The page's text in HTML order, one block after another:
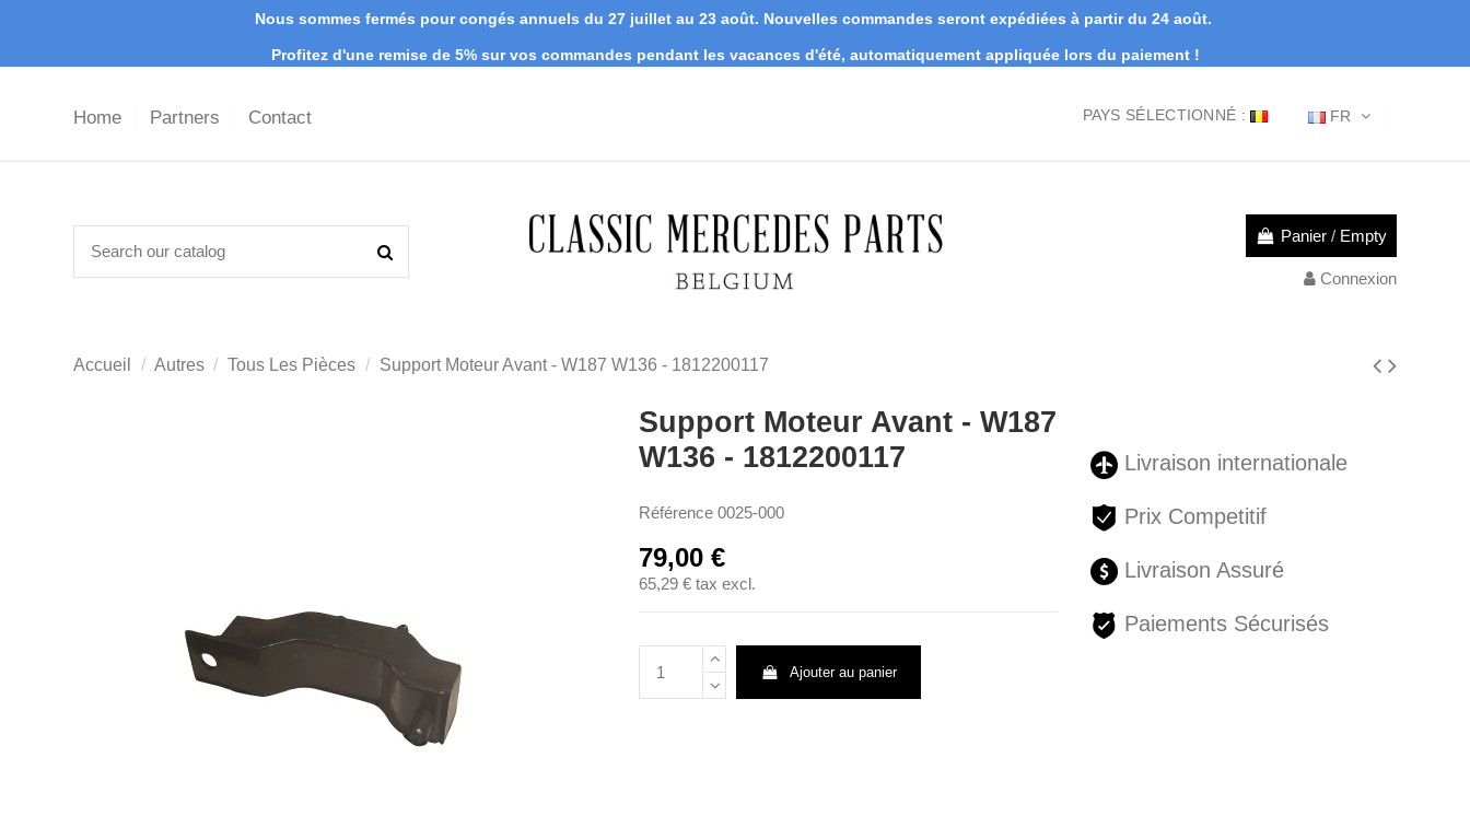
Nous sommes fermés pour congés annuels du 27 juillet au 23 août. Nouvelles commandes seront expédiées à partir du 24 août.
Profitez d'une remise de 5% sur vos commandes pendant les vacances d'été, automatiquement appliquée lors du paiement !
Home Partners Contact FR
PAYS SÉLECTIONNÉ :
Panier / Empty
Connexion
Accueil Autres Tous Les Pièces Support Moteur Avant - W187 W136 - 1812200117
Support Moteur Avant - W187
W136 - 1812200117
Référence 0025-000
79,00 €
65,29 € tax excl.
Ajouter au panier
Livraison internationale
Prix Competitif
Livraison Assuré
Paiements Sécurisés